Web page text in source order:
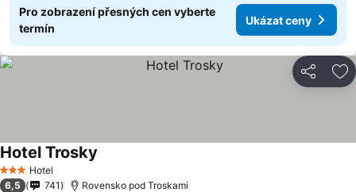
Pro zobrazení přesných cen vyberte
termín
Ukázat ceny
Sdílet
3 Počet hvězdiček
Hotel
Hotel Trosky
6,5 741 Rovensko pod Troskami